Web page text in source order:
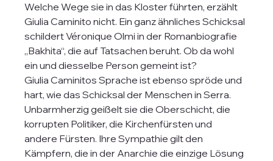
Welche Wege sie in das Kloster führten, erzählt
Giulia Caminito nicht. Ein ganz ähnliches Schicksal
schildert Véronique Olmi in der Romanbiografie
„Bakhita“, die auf Tatsachen beruht. Ob da wohl
ein und diesselbe Person gemeint ist?
Giulia Caminitos Sprache ist ebenso spröde und
hart, wie das Schicksal der Menschen in Serra.
Unbarmherzig geißelt sie die Oberschicht, die
korrupten Politiker, die Kirchenfürsten und
andere Fürsten. Ihre Sympathie gilt den
Kämpfern, die in der Anarchie die einzige Lösung